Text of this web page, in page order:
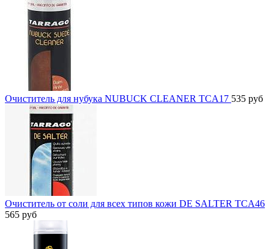
Очиститель для нубука NUBUCK CLEANER TCA17 535 руб
Очиститель от соли для всех типов кожи DE SALTER TCA46
565 руб